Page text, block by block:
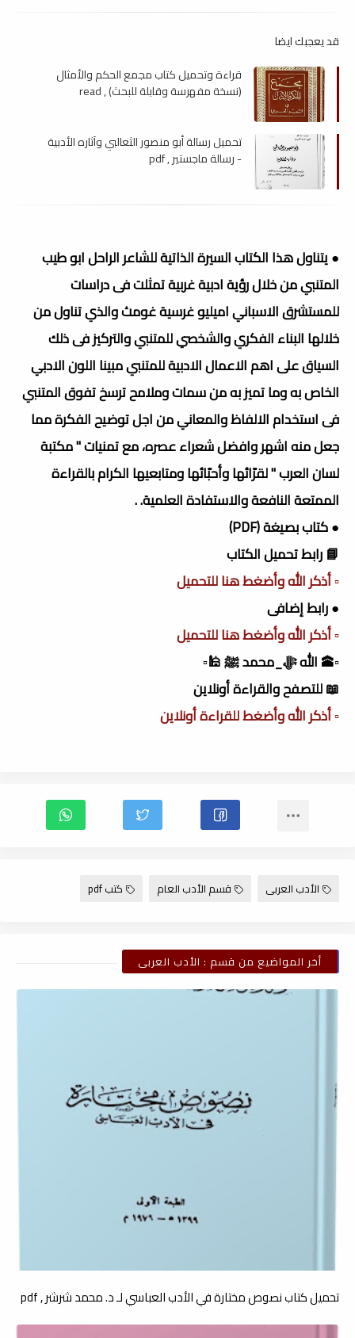
قد يعجبك ايضا
قراءة وتحميل كتاب مجمع الحكم والأمثال
(نسخة مفهرسة وقابلة للبحث) , read
تحميل رسالة أبو منصور الثعالبي وآثاره الأدبية
- رسالة ماجستير , pdf
● يتناول هذا الكتاب السيرة الذاتية للشاعر الراحل ابو طيب
المتنبي من خلال رؤية ادبية غربية تمثلت فى دراسات
للمستشرق الاسباني اميليو غرسية غومث والذي تناول من
خلالها البناء الفكري والشخصي للمتنبي والتركيز فى ذلك
السياق على اهم الاعمال الادبية للمتنبي مبينا اللون الادبي
الخاص به وما تميز به من سمات وملامح ترسخ تفوق المتنبي
فى استخدام الالفاظ والمعاني من اجل توضيح الفكرة مما
جعل منه اشهر وافضل شعراء عصره، مع تمنيات " مكتبة
لسان العرب " لقرّائها وأحبّائها ومتابعيها الكرام بالقراءة
الممتعة النافعة والاستفادة العلمية. .
● كتاب بصيغة (PDF)
📘 رابط تحميل الكتاب
▫️ أذكر الله وأضغط هنا للتحميل
● رابط إضافى
▫️ أذكر الله وأضغط هنا للتحميل
▫️🕋 الله ﷻ_محمد ﷺ 🕌▫️
📖 للتصفح والقراءة أونلاين
▫️ أذكر الله وأضغط للقراءة أونلاين
الأدب العربى قسم الأدب العام كتب pdf
أخر المواضيع من قسم : الأدب العربى
تحميل كتاب نصوص مختارة في الأدب العباسي لـ د. محمد شرشر , pdf